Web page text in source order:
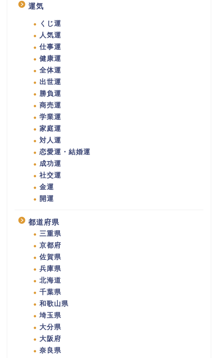
運気
くじ運
人気運
仕事運
健康運
全体運
出世運
勝負運
商売運
学業運
家庭運
対人運
恋愛運・結婚運
成功運
社交運
金運
開運
都道府県
三重県
京都府
佐賀県
兵庫県
北海道
千葉県
和歌山県
埼玉県
大分県
大阪府
奈良県